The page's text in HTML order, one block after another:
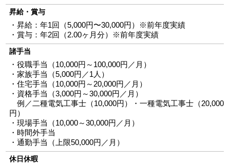
昇給・賞与
・昇給：年1回（5,000円〜30,000円）※前年度実績
・賞与：年2回（2.00ヶ月分）※前年度実績
諸手当
・役職手当（10,000円～100,000円／月）
・家族手当（5,000円／1人）
・住宅手当（10,000円～20,000円／月）
・資格手当（3,000円～30,000円／月）
例／二種電気工事士（10,000円）・一種電気工事士（20,000
円）
・現場手当（10,000～30,000円／月）
・時間外手当
・通勤手当（上限50,000円／月）
休日休暇